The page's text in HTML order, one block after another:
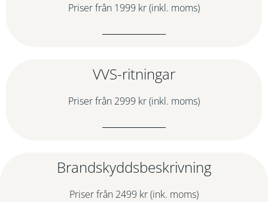
Priser från 1999 kr (inkl. moms)
VVS-ritningar
Priser från 2999 kr (inkl. moms)
Brandskyddsbeskrivning
Priser från 2499 kr (ink. moms)